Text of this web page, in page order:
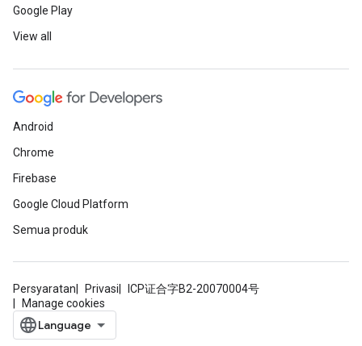
Google Play
View all
Android
Chrome
Firebase
Google Cloud Platform
Semua produk
Persyaratan Privasi
ICP证合字B2-20070004号
Manage cookies